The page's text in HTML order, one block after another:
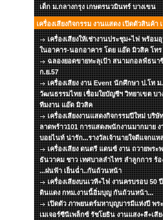
เด็ก ม.กลางกรุง เกษตรนวมินทร์ บางเขน
เครื่องเสียงกิจกรรม งานแสดง เปิดตัวสินค้า
เครื่องเสียงให้เช่างานประชุม+ไฟ พร้อม
ในอาคาร-นอกอาคาร โดย แอ๊ด มิวสิค โทร
ฉลองยอดขายทะลุเป้า สนามกอลฟ์ธนา
ก.ย.57
เครื่องเสียง งาน Event นักศึกษา ป.โท
วัฒนธรรมไทย เชื่อมใยบัญชีฯ วิทยาเขต บา
ทีมงาน แอ๊ด มิวสิค
เครื่องเสียงงานแสดงกิจกรรมปีใหม่ บริ
ลาดพร้าว101 การแสดงพนักงานมากมาย
บอยไนท์ น่ารัก...รางวัลเจ้านายใจดีแจกแห
เครื่องเสียง ดนตรี แดนซ์ งาน ถวายพระ
ธันวาคม ชาว เทศบาลลำไทร ลำลูกการ ร้
...ฝนฟ้า เย็นฉ่ำ..กันถ้วนหน้า
เครื่องเสียงบนเวที+ไฟ งานครบรอบ 50
ดินแดง กทม.งานนี้อิ่มบุญ กันถ้วนหน้า...
เปิดตัว ภาพยนตร์มหาบุญบารมีแห่งปี พร
เมเจอร์ซีนีเพล็กซ์ รัชโยธิน งานแสง+สี+เสี